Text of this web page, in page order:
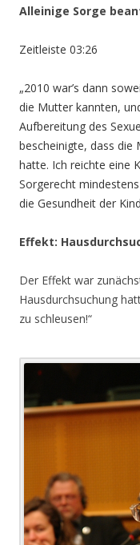
Alleinige Sorge
Zeitleiste 03:26
„2010 war’s dann
die Mutter kannten,
Aufbereitung des
bescheinigte, dass die
hatte. Ich reichte eine
Sorgerecht
die Gesundheit der
Effekt:
Der Effekt war
Hausdurchsuchung
zu schleusen!“